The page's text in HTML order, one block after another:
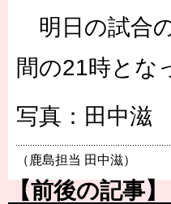
明日の試合
間の21時とな
写真：田中滋
（鹿島担当 田中滋）
【前後の記事】